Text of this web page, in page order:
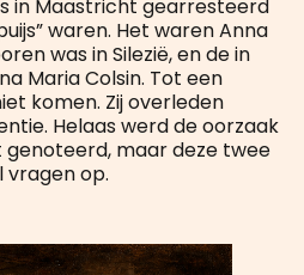
in Maastricht gearresteerd
waren. Het waren Anna
was in Silezië, en de in
Maria Colsin. Tot een
komen. Zij overleden
Helaas werd de oorzaak
genoteerd, maar deze twee
vragen op.